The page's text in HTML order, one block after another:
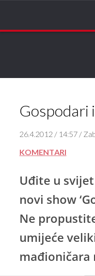
Gospodari
26.4.2012 / 14:57 /
KOMENTARI
Uđite u
novi show
Ne
umijeće
mađioničara